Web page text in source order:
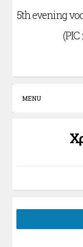
5th evening
MENU